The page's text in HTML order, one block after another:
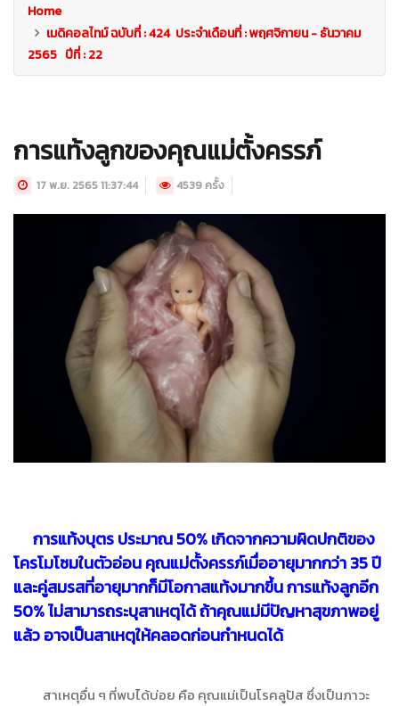
Home
เมดิคอลไทม์ ฉบับที่ : 424 ประจำเดือนที่ : พฤศจิกายน - ธันวาคม
2565 ปีที่ : 22
การแท้งลูกของคุณแม่ตั้งครรภ์
17 พ.ย. 2565 11:37:44 4539 ครั้ง
การแท้งบุตร ประมาณ50% เกิดจากความผิดปกติของ
โครโมโซมในตัวอ่อน คุณแม่ตั้งครรภ์เมื่ออายุมากกว่า 35 ปี
และคู่สมรสที่อายุมากก็มีโอกาสแท้งมากขึ้น การแท้งลูกอีก
50% ไม่สามารถระบุสาเหตุได้ ถ้าคุณแม่มีปัญหาสุขภาพอยู่
แล้ว อาจเป็นสาเหตุให้คลอดก่อนกำหนดได้
สาเหตุอื่น ๆ ที่พบได้บ่อย คือ คุณแม่เป็นโรคลูปัส ซึ่งเป็นภาวะ